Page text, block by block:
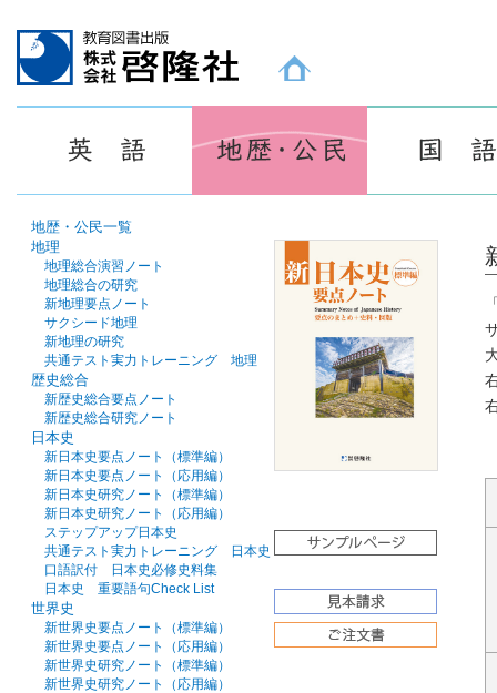
地歴・公民一覧
地理
地理総合演習ノート
地理総合の研究
新地理要点ノート
サクシード地理
新地理の研究
共通テスト実力トレーニング 地理
歴史総合
新歴史総合要点ノート
新歴史総合研究ノート
日本史
新日本史要点ノート（標準編）
新日本史要点ノート（応用編）
新日本史研究ノート（標準編）
新日本史研究ノート（応用編）
ステップアップ日本史
共通テスト実力トレーニング 日本史
口語訳付 日本史必修史料集
日本史 重要語句Check List
世界史
新世界史要点ノート（標準編）
新世界史要点ノート（応用編）
新世界史研究ノート（標準編）
新世界史研究ノート（応用編）